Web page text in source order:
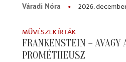
Váradi Nóra
2026.
MŰVÉSZEK ÍRTÁK
FRANKENSTEIN – AVAGY
PROMÉTHEUSZ